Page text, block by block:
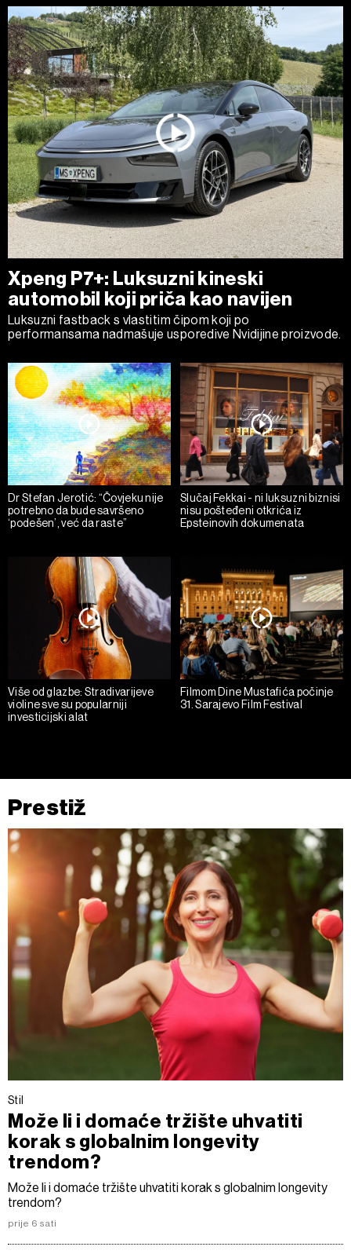
Xpeng P7+: Luksuzni kineski
automobil koji priča kao navijen
Luksuzni fastback s vlastitim čipom koji po
performansama nadmašuje usporedive Nvidijine proizvode.
Dr Stefan Jerotić: “Čovjeku nije
potrebno da bude savršeno
‘podešen’, već da raste”
Slučaj Fekkai - ni luksuzni biznisi
nisu pošteđeni otkrića iz
Epsteinovih dokumenata
Više od glazbe: Stradivarijeve
violine sve su popularniji
investicijski alat
Filmom Dine Mustafića počinje
31. Sarajevo Film Festival
Prestiž
Stil
Može li i domaće tržište uhvatiti
korak s globalnim longevity
trendom?
Može li i domaće tržište uhvatiti korak s globalnim longevity
trendom?
prije 6 sati